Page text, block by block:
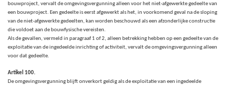
bouwproject, vervalt de omgevingsvergunning alleen voor het niet-afgewerkte gedeelte van
een bouwproject. Een gedeelte is eerst afgewerkt als het, in voorkomend geval na de sloping
van de niet-afgewerkte gedeelten, kan worden beschouwd als een afzonderlijke constructie
die voldoet aan de bouwfysische vereisten.
Als de gevallen, vermeld in paragraaf 1 of 2, alleen betrekking hebben op een gedeelte van de
exploitatie van de ingedeelde inrichting of activiteit, vervalt de omgevingsvergunning alleen
voor dat gedeelte.
Artikel 100.
De omgevingsvergunning blijft onverkort geldig als de exploitatie van een ingedeelde